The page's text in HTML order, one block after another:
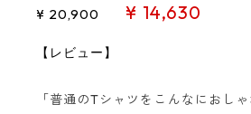
¥ 20,900 ¥ 14,630
【レビュー】
「普通のTシャツをこんなにおし